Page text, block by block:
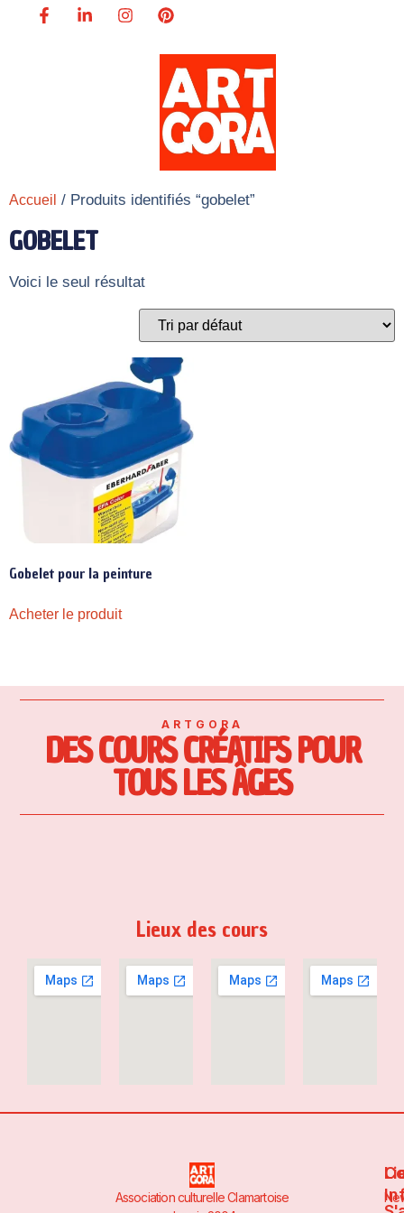
Accueil / Produits identifiés “gobelet”
GOBELET
Voici le seul résultat
Gobelet pour la peinture
Acheter le produit
ARTGORA
DES COURS CRÉATIFS POUR
TOUS LES ÂGES
Lieux des cours
Association culturelle Clamartoise